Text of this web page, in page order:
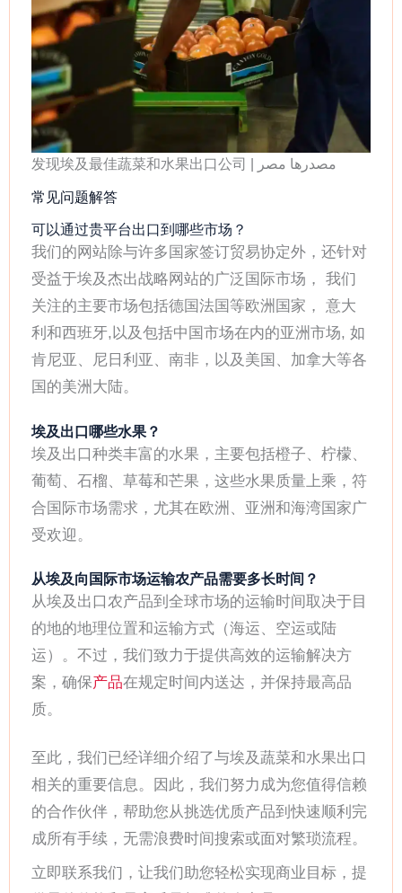
发现埃及最佳蔬菜和水果出口公司 | مصدرها مصر
常见问题解答
可以通过贵平台出口到哪些市场？
我们的网站除与许多国家签订贸易协定外，还针对
受益于埃及杰出战略网站的广泛国际市场， 我们
关注的主要市场包括德国法国等欧洲国家， 意大
利和西班牙,以及包括中国市场在内的亚洲市场, 如
肯尼亚、尼日利亚、南非，以及美国、加拿大等各
国的美洲大陆。
埃及出口哪些水果？
埃及出口种类丰富的水果，主要包括橙子、柠檬、
葡萄、石榴、草莓和芒果，这些水果质量上乘，符
合国际市场需求，尤其在欧洲、亚洲和海湾国家广
受欢迎。
从埃及向国际市场运输农产品需要多长时间？
从埃及出口农产品到全球市场的运输时间取决于目
的地的地理位置和运输方式（海运、空运或陆
运）。不过，我们致力于提供高效的运输解决方
案，确保产品在规定时间内送达，并保持最高品
质。
至此，我们已经详细介绍了与埃及蔬菜和水果出口
相关的重要信息。因此，我们努力成为您值得信赖
的合作伙伴，帮助您从挑选优质产品到快速顺利完
成所有手续，无需浪费时间搜索或面对繁琐流程。
立即联系我们，让我们助您轻松实现商业目标，提